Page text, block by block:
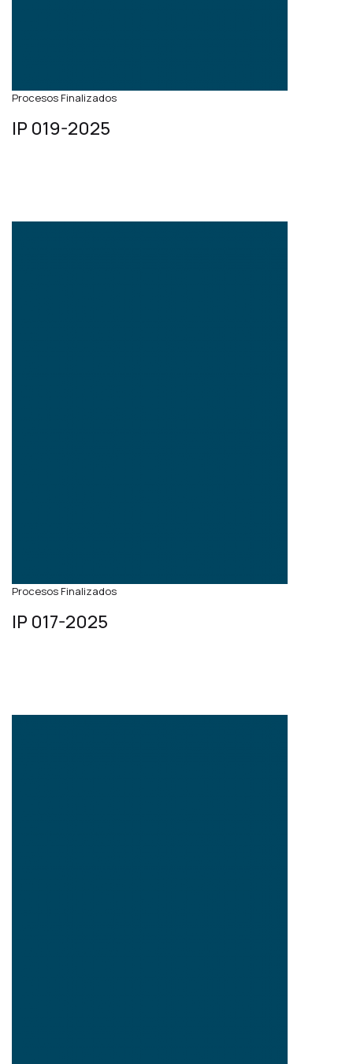
Procesos Finalizados
IP 019-2025
Procesos Finalizados
IP 017-2025